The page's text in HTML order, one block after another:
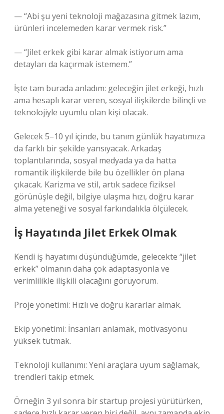
— “Abi şu yeni teknoloji mağazasına gitmek lazım,
ürünleri incelemeden karar vermek risk.”
— “Jilet erkek gibi karar almak istiyorum ama
detayları da kaçırmak istemem.”
İşte tam burada anladım: geleceğin jilet erkeği, hızlı
ama hesaplı karar veren, sosyal ilişkilerde bilinçli ve
teknolojiyle uyumlu olan kişi olacak.
Gelecek 5–10 yıl içinde, bu tanım günlük hayatımıza
da farklı bir şekilde yansıyacak. Arkadaş
toplantılarında, sosyal medyada ya da hatta
romantik ilişkilerde bile bu özellikler ön plana
çıkacak. Karizma ve stil, artık sadece fiziksel
görünüşle değil, bilgiye ulaşma hızı, doğru karar
alma yeteneği ve sosyal farkındalıkla ölçülecek.
İş Hayatında Jilet Erkek Olmak
Kendi iş hayatımı düşündüğümde, gelecekte “jilet
erkek” olmanın daha çok adaptasyonla ve
verimlilikle ilişkili olacağını görüyorum.
Proje yönetimi: Hızlı ve doğru kararlar almak.
Ekip yönetimi: İnsanları anlamak, motivasyonu
yüksek tutmak.
Teknoloji kullanımı: Yeni araçlara uyum sağlamak,
trendleri takip etmek.
Örneğin 3 yıl sonra bir startup projesi yürütürken,